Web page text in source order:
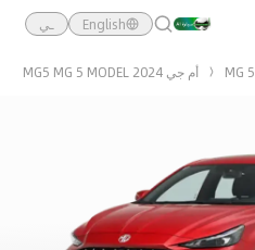
English ـي
MG 5 أم جي MG5 MG 5 MODEL 2024